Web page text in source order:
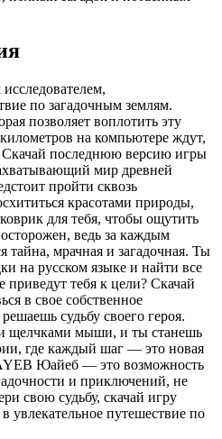
по загадочным землям.
позволяет воплотить эту
на компьютере ждут,
последнюю версию игры
мир древней
пройти сквозь
красотами природы,
для тебя, чтобы ощутить
ведь за каждым
тайна, мрачная и загадочная. Ты
на русском языке и найти все
тебя к цели? Скачай
в свое собственное
судьбу своего героя.
щелчками мыши, и ты станешь
где каждый шаг — это новая
Юайеб — это возможность
и приключений, не
свою судьбу, скачай игру
увлекательное путешествие по